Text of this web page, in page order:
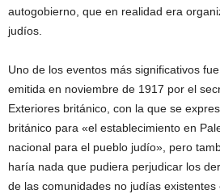
autogobierno, que en realidad era
judíos.
Uno de los eventos más significativos
emitida en noviembre de 1917 por el
Exteriores británico, con la que se
británico para «el establecimiento en
nacional para el pueblo judío», pero
haría nada que pudiera perjudicar los
de las comunidades no judías existentes